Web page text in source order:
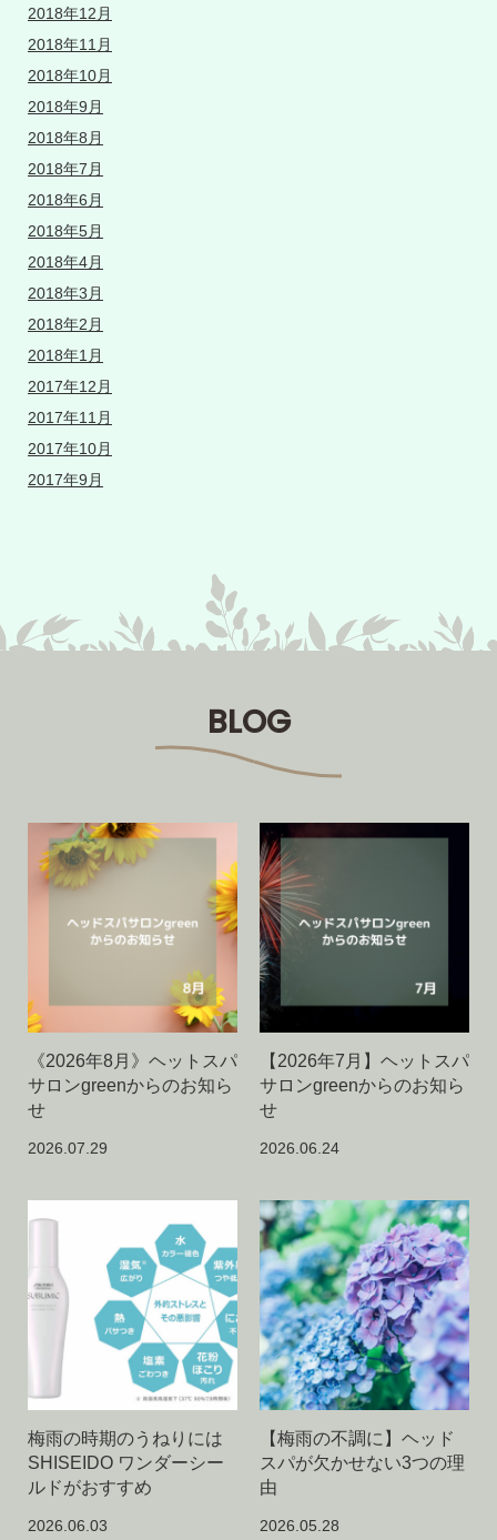
2018年12月
2018年11月
2018年10月
2018年9月
2018年8月
2018年7月
2018年6月
2018年5月
2018年4月
2018年3月
2018年2月
2018年1月
2017年12月
2017年11月
2017年10月
2017年9月
BLOG
《2026年8月》ヘットスパ
サロンgreenからのお知ら
せ
2026.07.29
【2026年7月】ヘットスパ
サロンgreenからのお知ら
せ
2026.06.24
梅雨の時期のうねりには
SHISEIDO ワンダーシー
ルドがおすすめ
2026.06.03
【梅雨の不調に】ヘッド
スパが欠かせない3つの理
由
2026.05.28